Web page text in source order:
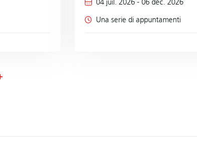
04 juil. 2026- 06 déc. 2026
Una serie di appuntamenti